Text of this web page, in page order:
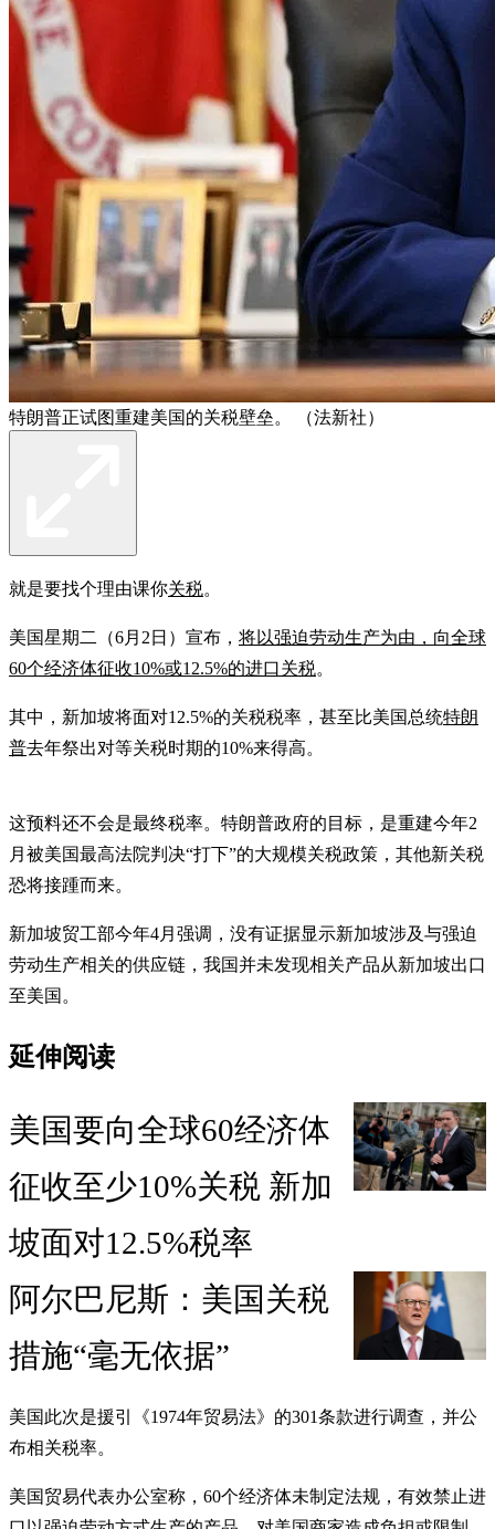
特朗普正试图重建美国的关税壁垒。 （法新社）
就是要找个理由课你关税。
美国星期二（6月2日）宣布， 将以强迫劳动生产为由，向全球
60个经济体征收10%或12.5%的进口关税。
其中，新加坡将面对12.5%的关税税率，甚至比美国总统特朗
普去年祭出对等关税时期的10%来得高。
这预料还不会是最终税率。特朗普政府的目标，是重建今年2
月被美国最高法院判决“打下”的大规模关税政策，其他新关税
恐将接踵而来。
新加坡贸工部今年4月强调，没有证据显示新加坡涉及与强迫
劳动生产相关的供应链，我国并未发现相关产品从新加坡出口
至美国。
延伸阅读
美国要向全球60经济体
征收至少10%关税 新加
坡面对12.5%税率
阿尔巴尼斯：美国关税
措施“毫无依据”
美国此次是援引《1974年贸易法》的301条款进行调查，并公
布相关税率。
美国贸易代表办公室称，60个经济体未制定法规，有效禁止进